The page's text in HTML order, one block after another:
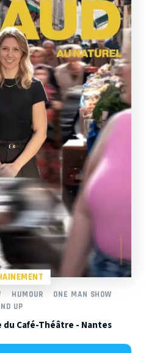
HUMOUR
ONE MAN SHOW
UP
du Café-Théâtre - Nantes